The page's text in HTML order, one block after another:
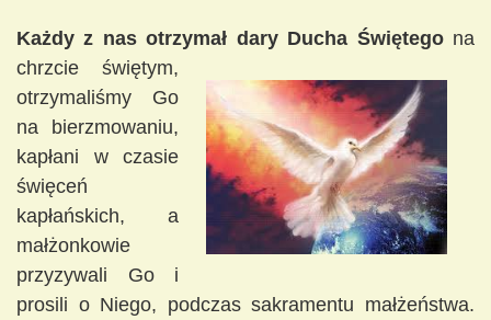
Każdy z nas otrzymał dary Ducha Świętegona
chrzcie świętym,
otrzymaliśmy Go
na bierzmowaniu,
kapłani w czasie
święceń
kapłańskich, a
małżonkowie
przyzywali Go i
prosili o Niego, podczas sakramentu małżeństwa.